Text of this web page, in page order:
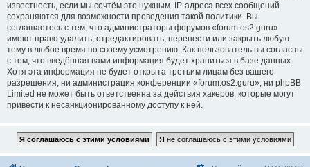
известность, если мы сочтём это нужным. IP-адреса всех сообщений
сохраняются для возможности проведения такой политики. Вы
соглашаетесь с тем, что администраторы форумов «forum.os2.guru»
имеют право удалить, отредактировать, перенести или закрыть любую
тему в любое время по своему усмотрению. Как пользователь вы согласны
с тем, что введённая вами информация будет храниться в базе данных.
Хотя эта информация не будет открыта третьим лицам без вашего
разрешения, ни администрация конференции «forum.os2.guru», ни phpBB
Limited не может быть ответственна за действия хакеров, которые могут
привести к несанкционированному доступу к ней.